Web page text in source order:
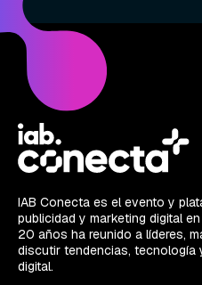
IAB Conecta es el evento y
publicidad y marketing digital
20 años ha reunido a líderes,
discutir tendencias, tecnología
digital.